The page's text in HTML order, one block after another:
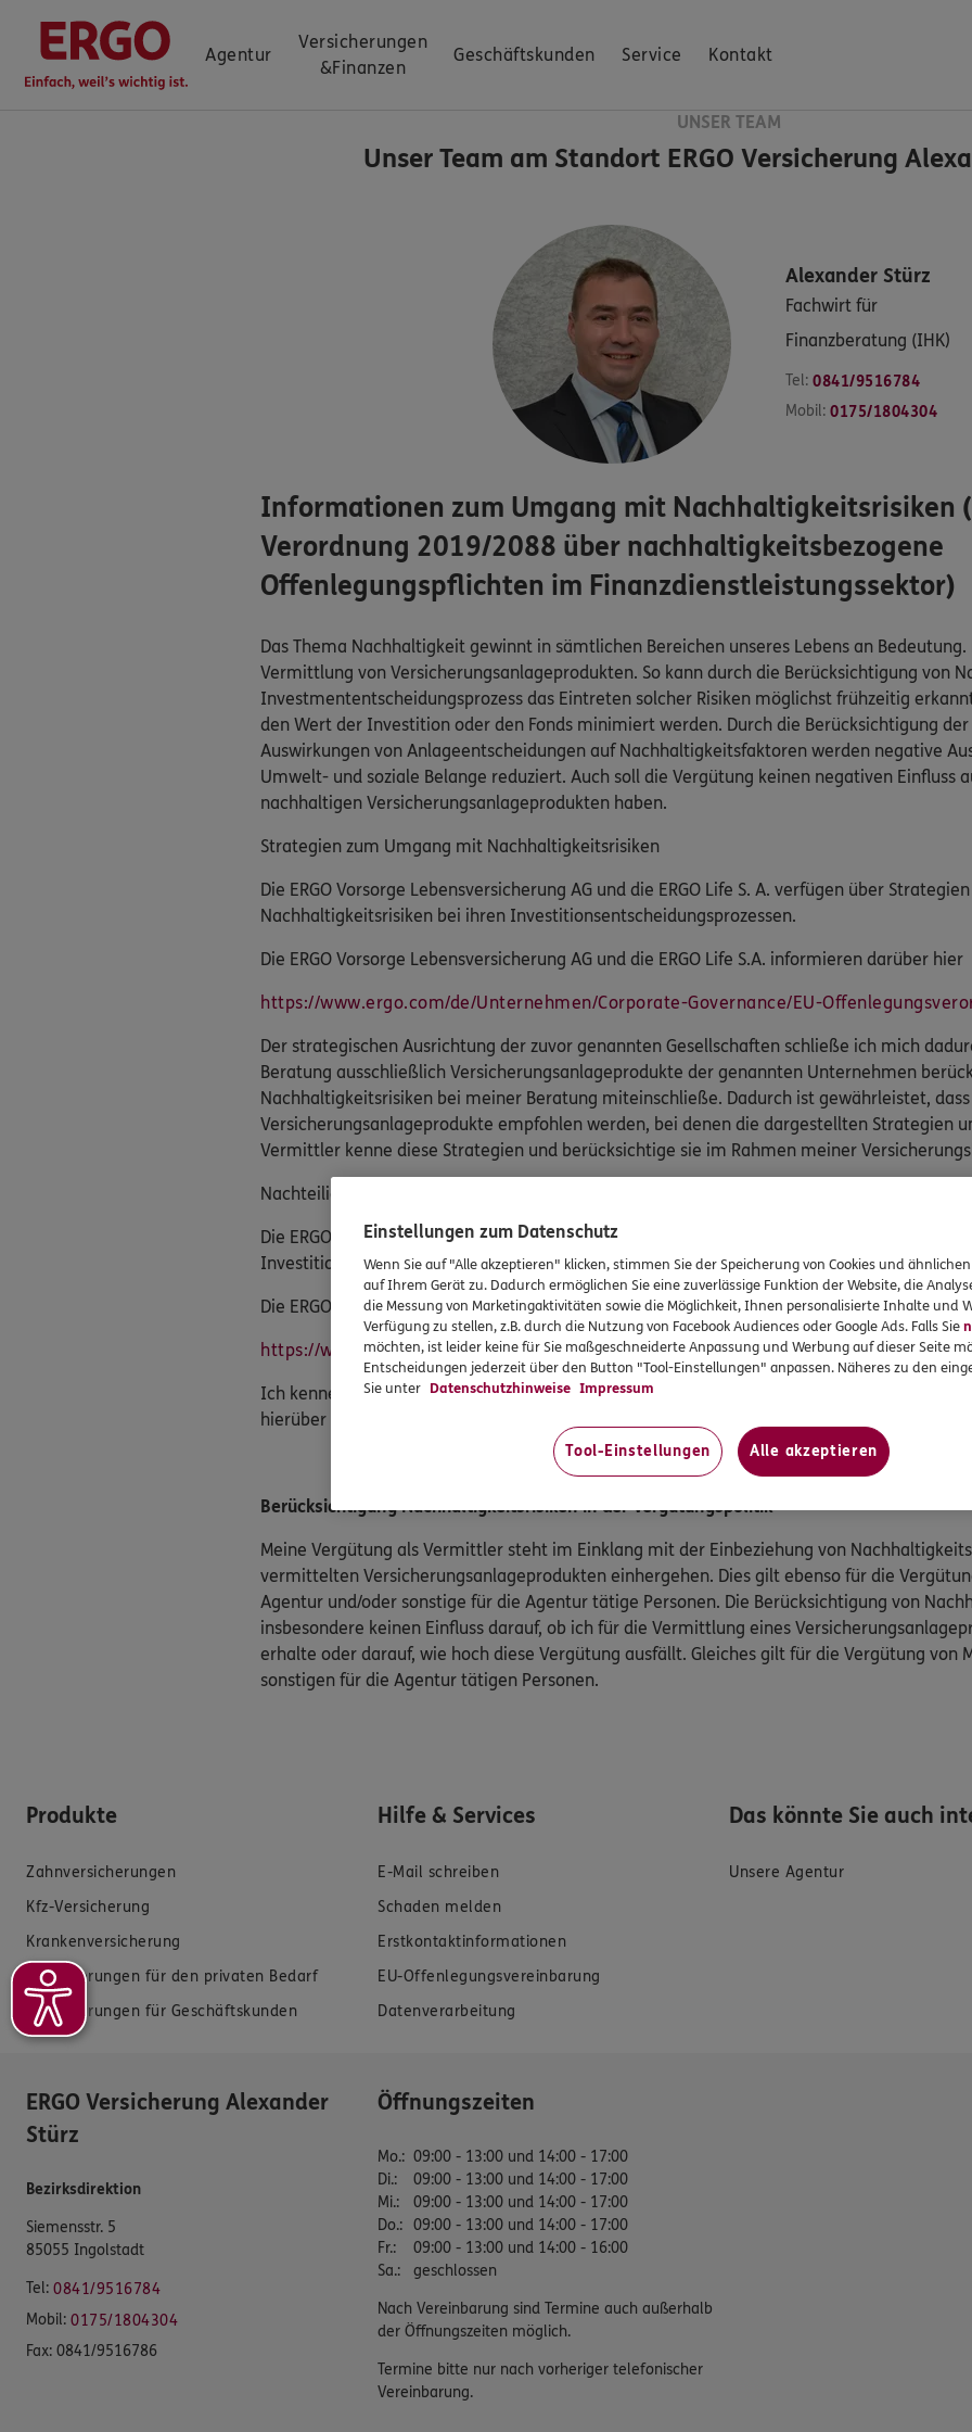
Agentur
Versicherungen
&Finanzen
Geschäftskunden Service Kontakt
UNSER TEAM
Unser Team am Standort ERGO Versicherung
Alexander Stürz
Fachwirt für
Finanzberatung (IHK)
Tel: 0841/9516784
Mobil: 0175/1804304
Informationen zum Umgang mit Nachhaltigkeitsrisiken
Verordnung 2019/2088 über nachhaltigkeitsbezogene
Offenlegungspflichten im Finanzdienstleistungssektor)
Das Thema Nachhaltigkeit gewinnt in sämtlichen Bereichen unseres Lebens an
Vermittlung von Versicherungsanlageprodukten. So kann durch die Berücksichtigung von
Investmententscheidungsprozess das Eintreten solcher Risiken möglichst frühzeitig
den Wert der Investition oder den Fonds minimiert werden. Durch die Berücksichtigung
Auswirkungen von Anlageentscheidungen auf Nachhaltigkeitsfaktoren werden negative
Umwelt- und soziale Belange reduziert. Auch soll die Vergütung keinen negativen Einfluss
nachhaltigen Versicherungsanlageprodukten haben.
Strategien zum Umgang mit Nachhaltigkeitsrisiken
Die ERGO Vorsorge Lebensversicherung AG und die ERGO Life S. A. verfügen über
Nachhaltigkeitsrisiken bei ihren Investitionsentscheidungsprozessen.
Die ERGO Vorsorge Lebensversicherung AG und die ERGO Life S.A. informieren darüber hier
https://www.ergo.com/de/Unternehmen/Corporate-Governance/EU-
Der strategischen Ausrichtung der zuvor genannten Gesellschaften schließe ich mich
Beratung ausschließlich Versicherungsanlageprodukte der genannten Unternehmen
Nachhaltigkeitsrisiken bei meiner Beratung miteinschließe. Dadurch ist gewährleistet,
Versicherungsanlageprodukte empfohlen werden, bei denen die dargestellten Strategien
Vermittler kenne diese Strategien und berücksichtige sie im Rahmen meiner
Nachteilige Auswirkungen auf Nachhaltigkeitsfaktoren
Die ERGO Vorsorge Lebensversicherung AG und die ERGO Life S. A berücksichtigen
Investitionsentscheidungen auf Nachhaltigkeitsfaktoren im Rahmen ihrer
Die ERGO Vorsorge Lebensversicherung AG und die ERGO Life S.A. informieren darüber
https://www.ergo.com/de/Unternehmen/Corporate-Governance/EU-
Ich kenne und berücksichtige diese Strategien bei meiner Beratungstätigkeit, indem ich
hierüber verschaffe.
Berücksichtigung Nachhaltigkeitsrisiken in der Vergütungspolitik
Meine Vergütung als Vermittler steht im Einklang mit der Einbeziehung von
vermittelten Versicherungsanlageprodukten einhergehen. Dies gilt ebenso für die
Agentur und/oder sonstige für die Agentur tätige Personen. Die Berücksichtigung von
insbesondere keinen Einfluss darauf, ob ich für die Vermittlung eines
erhalte oder darauf, wie hoch diese Vergütung ausfällt. Gleiches gilt für die Vergütung von
sonstigen für die Agentur tätigen Personen.
Produkte
Zahnversicherungen
Kfz-Versicherung
Krankenversicherung
Versicherungen für den privaten Bedarf
Versicherungen für Geschäftskunden
Hilfe & Services
E-Mail schreiben
Schaden melden
Erstkontaktinformationen
EU-Offenlegungsvereinbarung
Datenverarbeitung
Das könnte Sie auch
Unsere Agentur
ERGO Versicherung Alexander
Stürz
Bezirksdirektion
Siemensstr. 5
85055 Ingolstadt
Tel: 0841/9516784
Mobil: 0175/1804304
Fax: 0841/9516786
Öffnungszeiten
Mo.: 09:00 - 13:00 und 14:00 - 17:00
Di.:
09:00 - 13:00 und 14:00 - 17:00
Mi.:
09:00 - 13:00 und 14:00 - 17:00
Do.: 09:00 - 13:00 und 14:00 - 17:00
Fr.:
09:00 - 13:00 und 14:00 - 16:00
Sa.: geschlossen
Nach Vereinbarung sind Termine auch außerhalb
der Öffnungszeiten möglich.
Termine bitte nur nach vorheriger telefonischer
Vereinbarung.
Einstellungen zum Datenschutz
Wenn Sie auf "Alle akzeptieren" klicken, stimmen Sie der Speicherung von Cookies und
auf Ihrem Gerät zu. Dadurch ermöglichen Sie eine zuverlässige Funktion der Website, die
die Messung von Marketingaktivitäten sowie die Möglichkeit, Ihnen personalisierte Inhalte und
Verfügung zu stellen, z.B. durch die Nutzung von Facebook Audiences oder Google Ads. Falls Sie
möchten, ist leider keine für Sie maßgeschneiderte Anpassung und Werbung auf dieser Seite
Entscheidungen jederzeit über den Button "Tool-Einstellungen" anpassen. Näheres zu den
Sie unter Datenschutzhinweise Impressum
Tool-Einstellungen Alle akzeptieren